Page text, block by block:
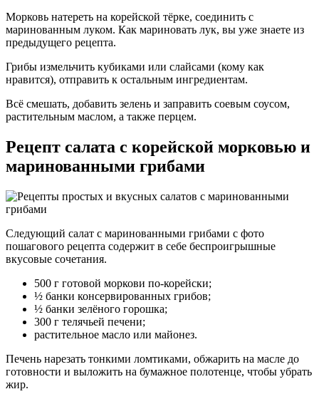
Морковь натереть на корейской тёрке, соединить с
маринованным луком. Как мариновать лук, вы уже знаете из
предыдущего рецепта.
Грибы измельчить кубиками или слайсами (кому как
нравится), отправить к остальным ингредиентам.
Всё смешать, добавить зелень и заправить соевым соусом,
растительным маслом, а также перцем.
Рецепт салата с корейской морковью и
маринованными грибами
Следующий салат с маринованными грибами с фото
пошагового рецепта содержит в себе беспроигрышные
вкусовые сочетания.
500 г готовой моркови по-корейски;
½ банки консервированных грибов;
½ банки зелёного горошка;
300 г телячьей печени;
растительное масло или майонез.
Печень нарезать тонкими ломтиками, обжарить на масле до
готовности и выложить на бумажное полотенце, чтобы убрать
жир.